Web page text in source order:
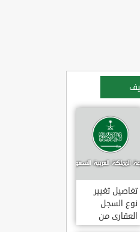
تغاصيل تغيير
نوع السجل
العقارى من
تجارى إلى